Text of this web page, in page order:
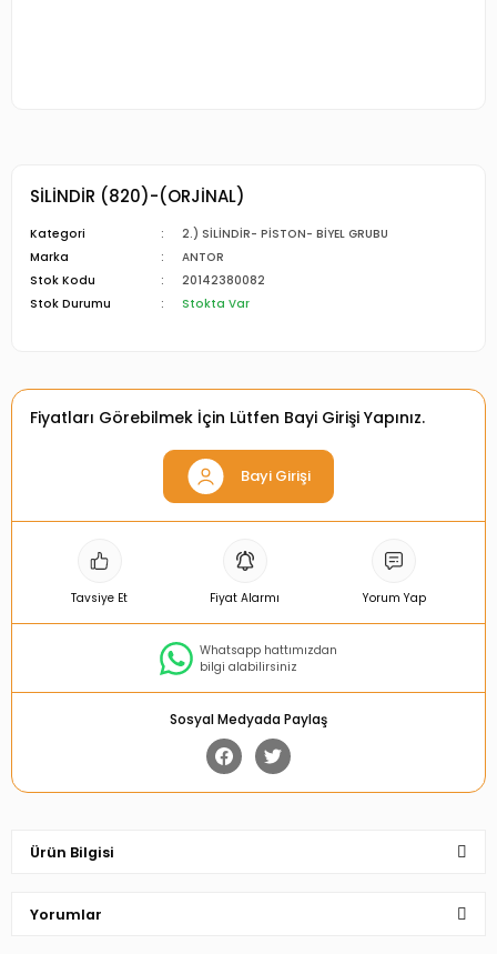
SİLİNDİR (820)-(ORJİNAL)
Kategori
2.) SİLİNDİR- PİSTON- BİYEL GRUBU
Marka
ANTOR
Stok Kodu
20142380082
Stok Durumu
Stokta Var
Fiyatları Görebilmek İçin Lütfen Bayi Girişi Yapınız.
Bayi Girişi
Tavsiye Et Fiyat Alarmı Yorum Yap
Whatsapp hattımızdan
bilgi alabilirsiniz
Sosyal Medyada Paylaş
Ürün Bilgisi
Yorumlar